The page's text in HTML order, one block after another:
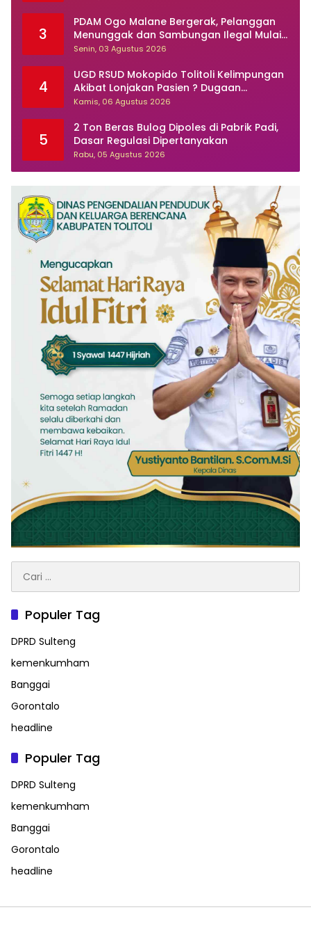
3
PDAM Ogo Malane Bergerak, Pelanggan
Menunggak dan Sambungan Ilegal Mulai
Ditertibkan
Senin, 03 Agustus 2026
4
UGD RSUD Mokopido Tolitoli Kelimpungan
Akibat Lonjakan Pasien ? Dugaan
Peningkatan Kasus Diare dan Muntaber
Kamis, 06 Agustus 2026
5
2 Ton Beras Bulog Dipoles di Pabrik Padi,
Dasar Regulasi Dipertanyakan
Rabu, 05 Agustus 2026
untuk:
Populer Tag
DPRD Sulteng
kemenkumham
Banggai
Gorontalo
headline
Populer Tag
DPRD Sulteng
kemenkumham
Banggai
Gorontalo
headline